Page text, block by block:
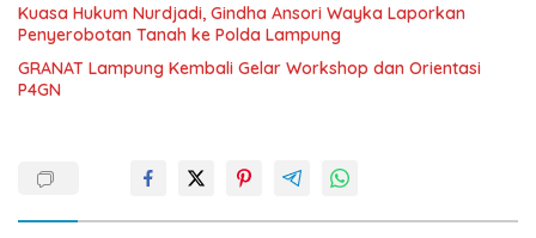
Kuasa Hukum Nurdjadi, Gindha Ansori Wayka Laporkan
Penyerobotan Tanah ke Polda Lampung
GRANAT Lampung Kembali Gelar Workshop dan Orientasi
P4GN